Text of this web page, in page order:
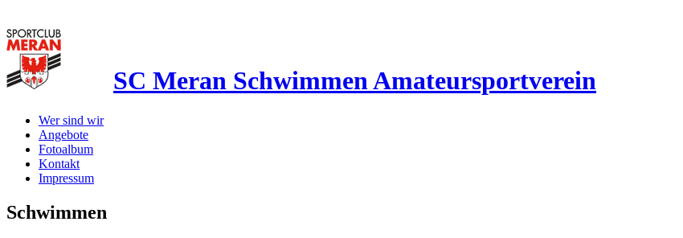
SC Meran SchwimmenAmateursportverein
Wer sind wir
Angebote
Fotoalbum
Kontakt
Impressum
Schwimmen